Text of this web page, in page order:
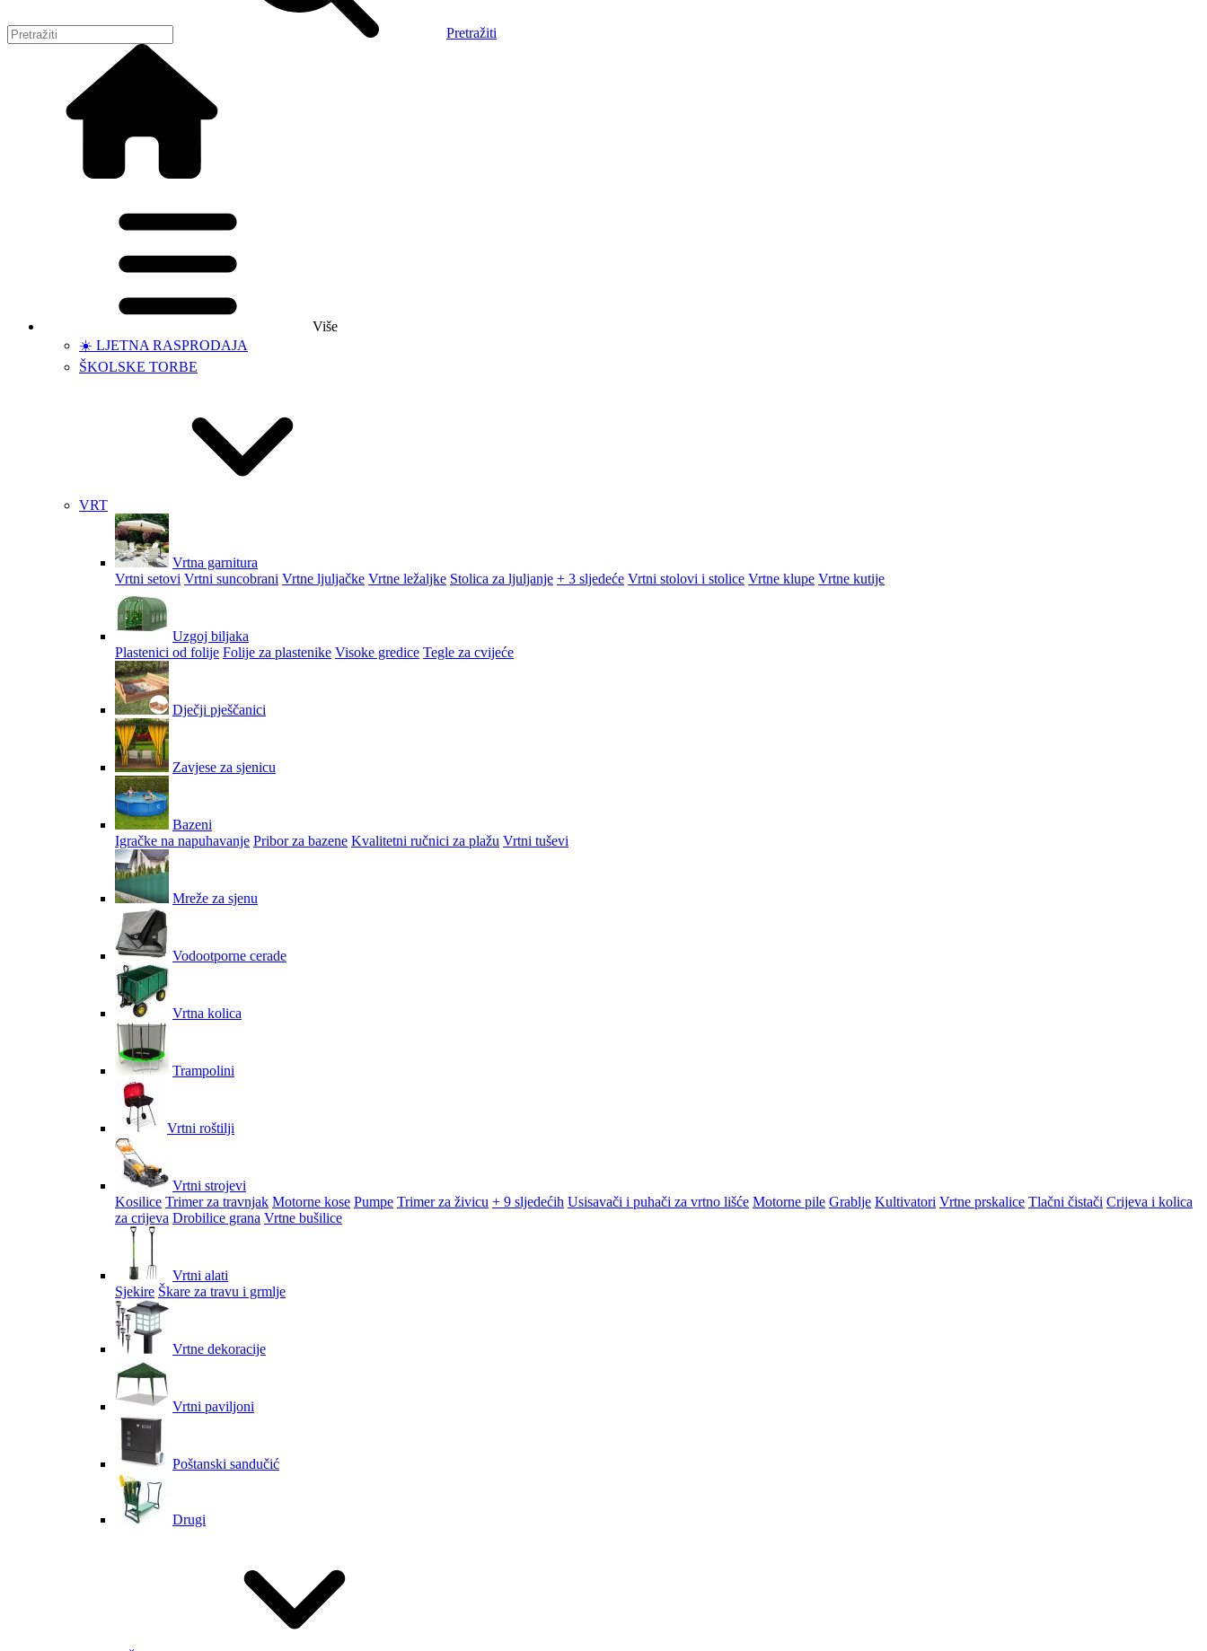
Pretražiti
Više
☀️ LJETNA RASPRODAJA
ŠKOLSKE TORBE
VRT
Vrtna garnitura
Vrtni setovi Vrtni suncobrani Vrtne ljuljačke Vrtne ležaljke Stolica za ljuljanje + 3 sljedeće Vrtni stolovi i stolice Vrtne klupe Vrtne kutije
Uzgoj biljaka
Plastenici od folije Folije za plastenike Visoke gredice Tegle za cvijeće
Dječji pješčanici
Zavjese za sjenicu
Bazeni
Igračke na napuhavanje Pribor za bazene Kvalitetni ručnici za plažu Vrtni tuševi
Mreže za sjenu
Vodootporne cerade
Vrtna kolica
Trampolini
Vrtni roštilji
Vrtni strojevi
Kosilice Trimer za travnjak Motorne kose Pumpe Trimer za živicu + 9 sljedećih Usisavači i puhači za vrtno lišće Motorne pile Grablje Kultivatori Vrtne prskalice Tlačni čistači Crijeva i kolica
za crijeva Drobilice grana Vrtne bušilice
Vrtni alati
Sjekire Škare za travu i grmlje
Vrtne dekoracije
Vrtni paviljoni
Poštanski sandučić
Drugi